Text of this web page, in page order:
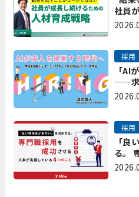
社員
成戦
「AI
──求
割」
採用
「良
る。
が実
採用